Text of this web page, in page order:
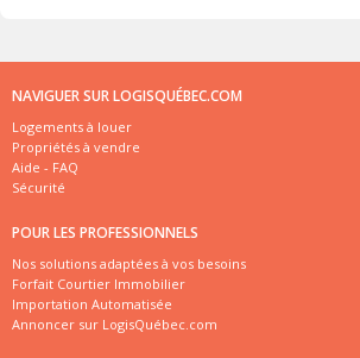
NAVIGUER SUR LOGISQUÉBEC.COM
Logements à louer
Propriétés à vendre
Aide - FAQ
Sécurité
POUR LES PROFESSIONNELS
Nos solutions adaptées à vos besoins
Forfait Courtier Immobilier
Importation Automatisée
Annoncer sur LogisQuébec.com